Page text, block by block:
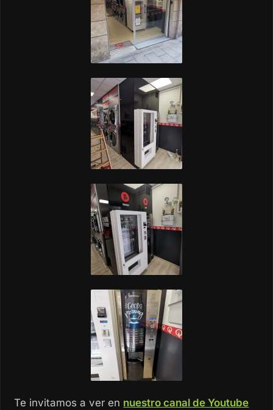
Te invitamos a ver en nuestro canal de Youtube